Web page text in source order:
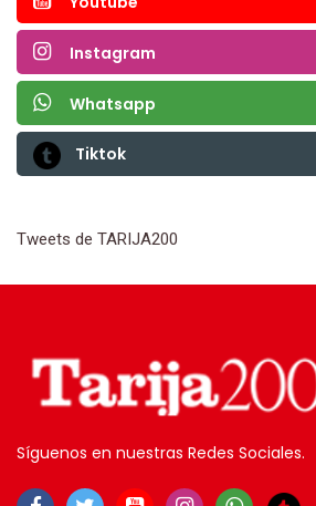
Instagram
Whatsapp
Tiktok
Tweets de TARIJA200
Síguenos en nuestras Redes Sociales.